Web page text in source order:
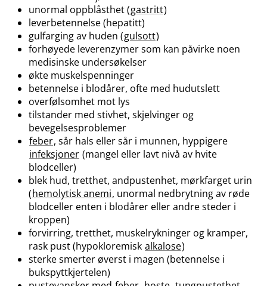
unormal oppblåsthet (gastritt)
leverbetennelse (hepatitt)
gulfarging av huden (gulsott)
forhøyede leverenzymer som kan påvirke noen
medisinske undersøkelser
økte muskelspenninger
betennelse i blodårer, ofte med hudutslett
overfølsomhet mot lys
tilstander med stivhet, skjelvinger og
bevegelsesproblemer
feber, sår hals eller sår i munnen, hyppigere
infeksjoner (mangel eller lavt nivå av hvite
blodceller)
blek hud, tretthet, andpustenhet, mørkfarget urin
(hemolytisk anemi, unormal nedbrytning av røde
blodceller enten i blodårer eller andre steder i
kroppen)
forvirring, tretthet, muskelrykninger og kramper,
rask pust (hypokloremisk alkalose)
sterke smerter øverst i magen (betennelse i
bukspyttkjertelen)